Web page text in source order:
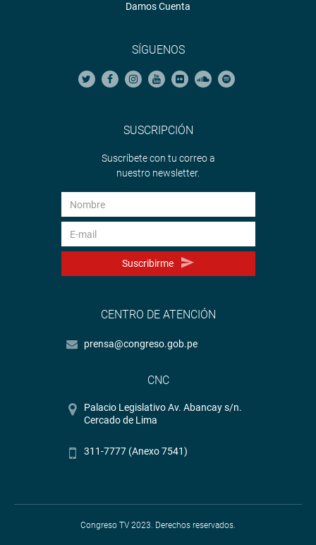
Damos Cuenta
SÍGUENOS
SUSCRIPCIÓN
Suscríbete con tu correo a
nuestro newsletter.
Suscribirme
CENTRO DE ATENCIÓN
prensa@congreso.gob.pe
CNC
Palacio Legislativo Av. Abancay s/n.
Cercado de Lima
311-7777 (Anexo 7541)
Congreso TV 2023. Derechos reservados.